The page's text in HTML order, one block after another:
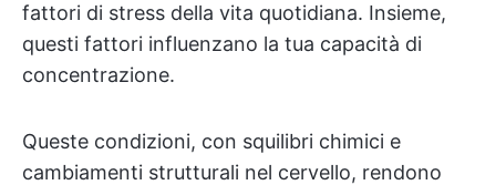
fattori di stress della vita quotidiana. Insieme,
questi fattori influenzano la tua capacità di
concentrazione.
Queste condizioni, con squilibri chimici e
cambiamenti strutturali nel cervello, rendono